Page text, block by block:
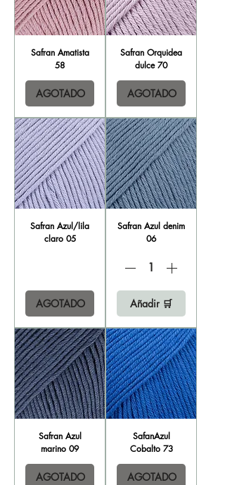
Safran Amatista
58
AGOTADO
Safran Orquidea
dulce 70
AGOTADO
Safran Azul/lila
claro 05
AGOTADO
Safran Azul denim
06
Añadir 🛒
Safran Azul
marino 09
AGOTADO
SafanAzul
Cobalto 73
AGOTADO